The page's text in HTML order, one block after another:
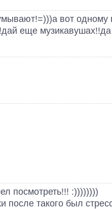
вот
еще
посмотреть!!! :))))))))
после такого был